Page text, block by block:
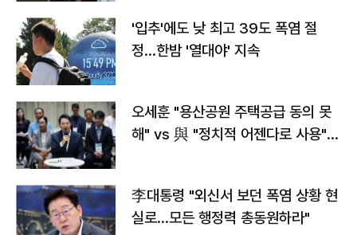
'입추'에도 낮 최고 39도 폭염 절
정…한밤 '열대야' 지속
오세훈 "용산공원 주택공급 동의 못
해" vs 與 "정치적 어젠다로 사용"
李대통령 "외신서 보던 폭염 상황 현
실로…모든 행정력 총동원하라"